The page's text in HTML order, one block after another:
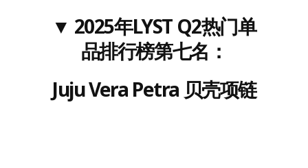
▼ 2025年LYST Q2热门单
品排行榜第七名 ：
JujuVera Petra 贝壳项链